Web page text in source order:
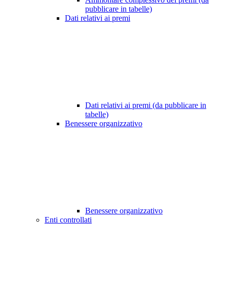
pubblicare in tabelle)
Dati relativi ai premi
Dati relativi ai premi (da pubblicare in
tabelle)
Benessere organizzativo
Benessere organizzativo
Enti controllati